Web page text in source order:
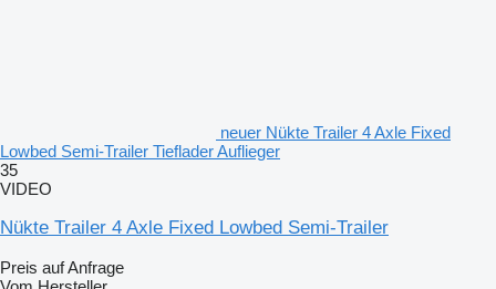
neuer Nükte Trailer 4 Axle Fixed
Lowbed Semi-Trailer Tieflader Auflieger
35
VIDEO
Nükte Trailer 4 Axle Fixed Lowbed Semi-Trailer
Preis auf Anfrage